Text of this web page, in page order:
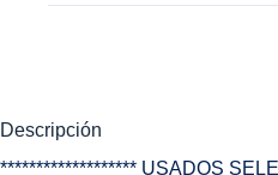
Descripción
******************* USADOS